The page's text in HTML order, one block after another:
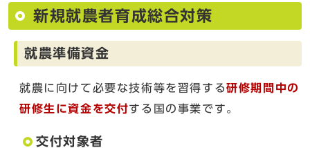
新規就農者育成総合対策
就農準備資金
就農に向けて必要な技術等を習得する研修期間中の
研修生に資金を交付する国の事業です。
交付対象者